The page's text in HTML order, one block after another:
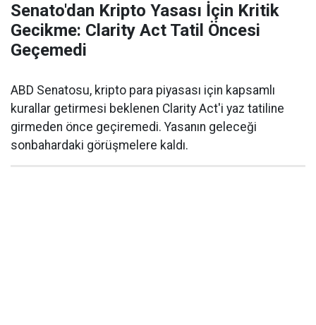
Senato'dan Kripto Yasası İçin Kritik
Gecikme: Clarity Act Tatil Öncesi
Geçemedi
ABD Senatosu, kripto para piyasası için kapsamlı
kurallar getirmesi beklenen Clarity Act'i yaz tatiline
girmeden önce geçiremedi. Yasanın geleceği
sonbahardaki görüşmelere kaldı.